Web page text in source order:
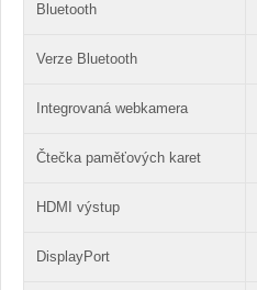
Bluetooth
Verze Bluetooth
Integrovaná webkamera
Čtečka paměťových karet
HDMI výstup
DisplayPort